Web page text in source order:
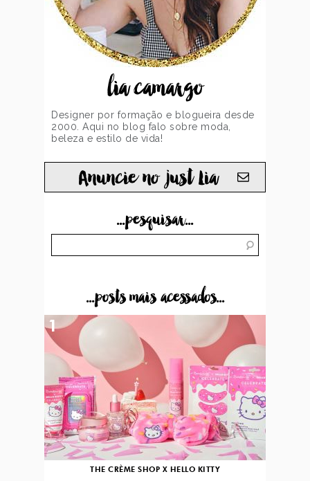
lia camargo
Designer por formação e blogueira desde
2000. Aqui no blog falo sobre moda,
beleza e estilo de vida!
Anuncie no just Lia
...pesquisar...
...posts mais acessados...
THE CRÈME SHOP X HELLO KITTY
1